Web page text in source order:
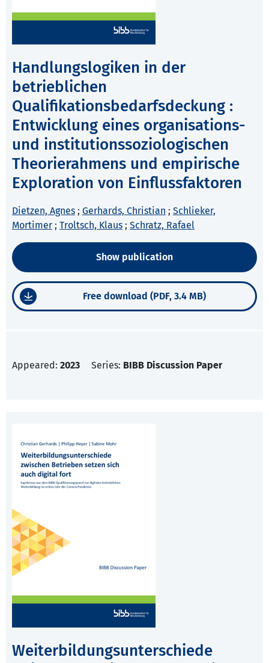
Handlungslogiken in der
betrieblichen
Qualifikationsbedarfsdeckung :
Entwicklung eines organisations-
und institutionssoziologischen
Theorierahmens und empirische
Exploration von Einflussfaktoren
Dietzen, Agnes ; Gerhards, Christian ; Schlieker,
Mortimer ; Troltsch, Klaus ; Schratz, Rafael
Show publication
Free download (PDF, 3.4 MB)
Appeared: 2023 Series: BIBB Discussion Paper
Weiterbildungsunterschiede